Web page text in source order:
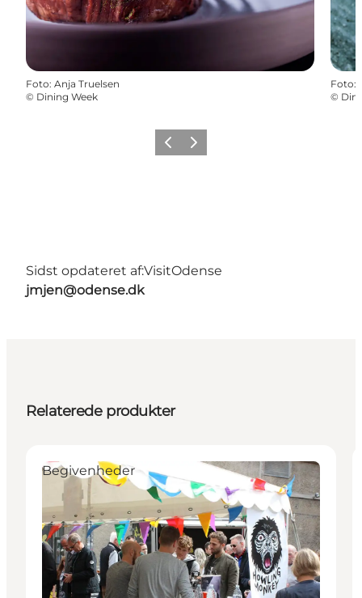
Foto: Anja Truelsen
© Dining Week
Foto:
©
ForrigeNæste
Sidst opdateret af:VisitOdense
jmjen@odense.dk
Relaterede produkter
Begivenheder